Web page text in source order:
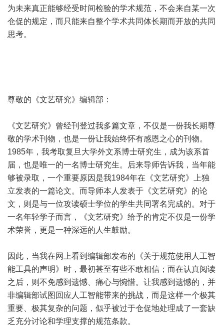
为未来真正能够经受时间检验的学术规范，不会来自某一次
仓促的规定，而只能来自整个学术共同体长期而开放的共同
思考。
尊敬的《文艺研究》编辑部：
《文艺研究》曾经刊登过我多篇文章，不仅是一份我长期尊
敬的学术刊物，也是一份让我始终怀有感恩之心的刊物。
1985年，我考取复旦大学外文系博士研究生，成为该系首
届，也是唯一的一名博士研究生。后来导师告诉我，当年能
够被录取，一个重要原因是我1984年在《文艺研究》上独
立发表的一篇论文。而导师本人发表于《文艺研究》的论
文，则是与一位攻读硕士学位的学生共同署名完成的。对于
一名年轻学子而言，《文艺研究》给予的肯定不仅是一份学
术荣誉，更是一种深远的人生鼓励。
因此，当我在网上看到编辑部发布的《关于规范使用人工智
能工具的声明》时，最初甚至有些不敢相信；而在认真阅读
之后，则不免感到遗憾、痛心与惋惜。让我感到遗憾的，并
非编辑部试图回应人工智能带来的挑战，而是这样一个极其
重要、极其复杂的问题，似乎被过于仓促地处理成了一套缺
乏充分讨论和学理支撑的规范条款。